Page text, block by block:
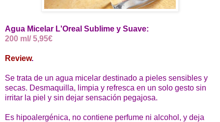
Agua Micelar L'Oreal Sublime y Suave:
200 ml/ 5,95€
Review.
Se trata de un agua micelar destinado a pieles sensibles y
secas. Desmaquilla, limpia y refresca en un solo gesto sin
irritar la piel y sin dejar sensación pegajosa.
Es hipoalergénica, no contiene perfume ni alcohol, y deja